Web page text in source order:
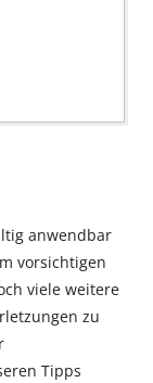
anwendbar
vorsichtigen
viele weitere
zu
Tipps